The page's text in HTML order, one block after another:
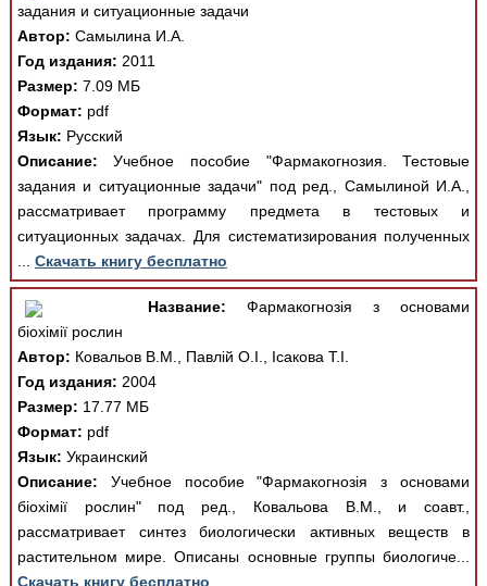
задания и ситуационные задачи
Автор: Самылина И.А.
Год издания: 2011
Размер: 7.09 МБ
Формат: pdf
Язык: Русский
Описание: Учебное пособие "Фармакогнозия. Тестовые
задания и ситуационные задачи" под ред., Самылиной И.А.,
рассматривает программу предмета в тестовых и
ситуационных задачах. Для систематизирования полученных
Скачать книгу бесплатно
Название: Фармакогнозія з основами
біохімії рослин
Автор: Ковальов В.М., Павлій О.І., Ісакова Т.І.
Год издания: 2004
Размер: 17.77 МБ
Формат: pdf
Язык: Украинский
Описание: Учебное пособие "Фармакогнозія з основами
біохімії рослин" под ред., Ковальова В.М., и соавт.,
рассматривает синтез биологически активных веществ в
растительном мире. Описаны основные группы биологиче...
Скачать книгу бесплатно